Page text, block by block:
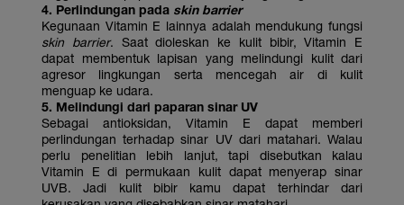
4. Perlindungan pada skin barrier
Kegunaan Vitamin E lainnya adalah mendukung fungsi
skin barrier. Saat dioleskan ke kulit bibir, Vitamin E
dapat membentuk lapisan yang melindungi kulit dari
agresor lingkungan serta mencegah air di kulit
menguap ke udara.
5. Melindungi dari paparan sinar UV
Sebagai antioksidan, Vitamin E dapat memberi
perlindungan terhadap sinar UV dari matahari. Walau
perlu penelitian lebih lanjut, tapi disebutkan kalau
Vitamin E di permukaan kulit dapat menyerap sinar
UVB. Jadi kulit bibir kamu dapat terhindar dari